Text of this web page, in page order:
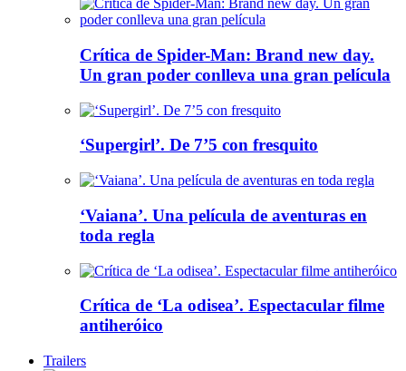
Crítica de Spider-Man: Brand new day.
Un gran poder conlleva una gran película
‘Supergirl’. De 7’5 con fresquito
‘Vaiana’. Una película de aventuras en
toda regla
Crítica de ‘La odisea’. Espectacular filme
antiheróico
Trailers